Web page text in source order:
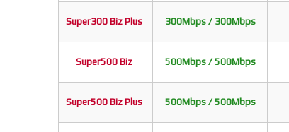
Super300 Biz Plus 300Mbps / 300Mbps
Super500 Biz 500Mbps / 500Mbps
Super500 Biz Plus 500Mbps / 500Mbps